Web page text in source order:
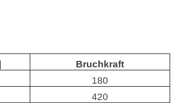
Bruchkraft
180
420